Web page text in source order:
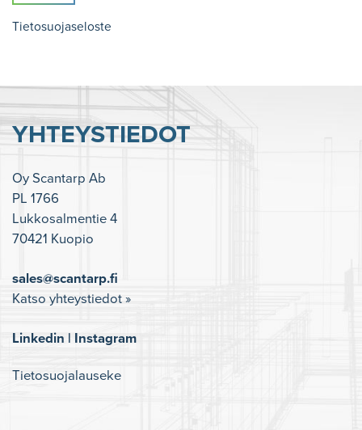
Tietosuojaseloste
YHTEYSTIEDOT
Oy Scantarp Ab
PL 1766
Lukkosalmentie 4
70421 Kuopio
sales@scantarp.fi
Katso yhteystiedot »
Linkedin | Instagram
Tietosuojalauseke